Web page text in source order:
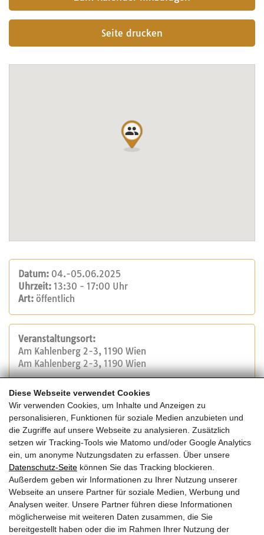
Diese Webseite verwendet Cookies
Wir verwenden Cookies, um Inhalte und Anzeigen zu
personalisieren, Funktionen für soziale Medien anzubieten und
die Zugriffe auf unsere Webseite zu analysieren. Zusätzlich
setzen wir Tracking-Tools wie Matomo und/oder Google Analytics
ein, um anonyme Nutzungsdaten zu erfassen. Über unsere
Datenschutz-Seite können Sie das Tracking blockieren.
Außerdem geben wir Informationen zu Ihrer Nutzung unserer
Webseite an unsere Partner für soziale Medien, Werbung und
Analysen weiter. Unsere Partner führen diese Informationen
möglicherweise mit weiteren Daten zusammen, die Sie
bereitgestellt haben oder die im Rahmen Ihrer Nutzung der
Seite drucken
Datum: 04.-05.06.2025
Uhrzeit: 13:30 - 17:00 Uhr
Art: öffentlich
Veranstaltungsort:
Am Kahlenberg 2-3, 1190 Wien
Am Kahlenberg 2-3, 1190 Wien
Veranstalter:
Österreichische Bautechnik Vereinigung
Tel.: +43 (1) 504 15 95
E-Mail:office@bautechnik.pro
Website
Kosten:
Die Veranstaltung ist kostenfrei.